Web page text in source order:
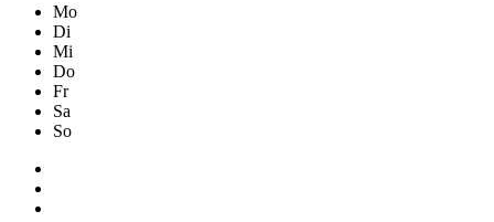
Mo
Di
Mi
Do
Fr
Sa
So